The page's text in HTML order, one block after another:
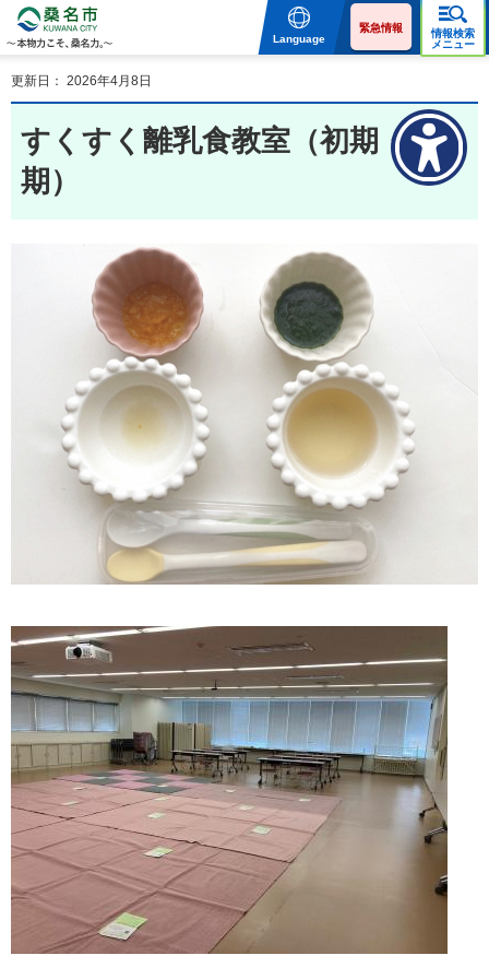
物力こそ、桑名力。
Language
緊急情報
情報検索
メニュー
更新日： 2026年4月8日
すくすく離乳食教室（初期・中
期）